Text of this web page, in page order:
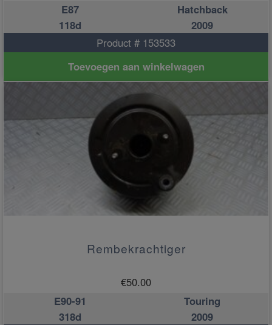
E87
Hatchback
118d
2009
Product # 153533
Toevoegen aan winkelwagen
Rembekrachtiger
€50.00
E90-91
Touring
318d
2009